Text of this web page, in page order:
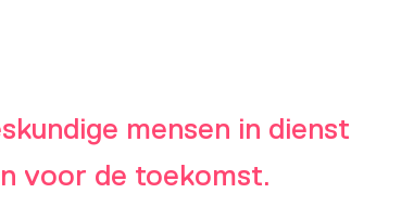
mensen in dienst
voor de toekomst.